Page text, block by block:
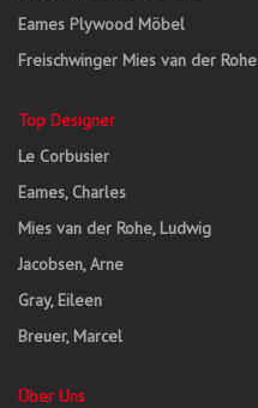
Eames Plywood Möbel
Freischwinger Mies van der Rohe
Top Designer
Le Corbusier
Eames, Charles
Mies van der Rohe, Ludwig
Jacobsen, Arne
Gray, Eileen
Breuer, Marcel
Über Uns